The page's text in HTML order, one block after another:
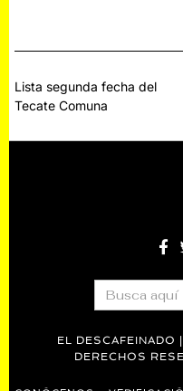
Navegación
de
entradas
Lista segunda fecha del
Tecate Comuna
EL DESCAFEINADO
DERECHOS